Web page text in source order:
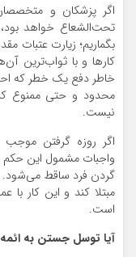
اگر پزشکان و
تحت‌الشعاع خواهد
بگماریم؛ زیارت عتبات
کارها و با ثواب‌ترین
خاطر دفع یک خطر که
محدود و حتی ممنوع
نیست.
اگر روزه گرفتن
واجبات مشمول این حکم
گردن فرد ساقط می‌شود.
مبتلا کند و این کار
است.
آیا توسل جستن به